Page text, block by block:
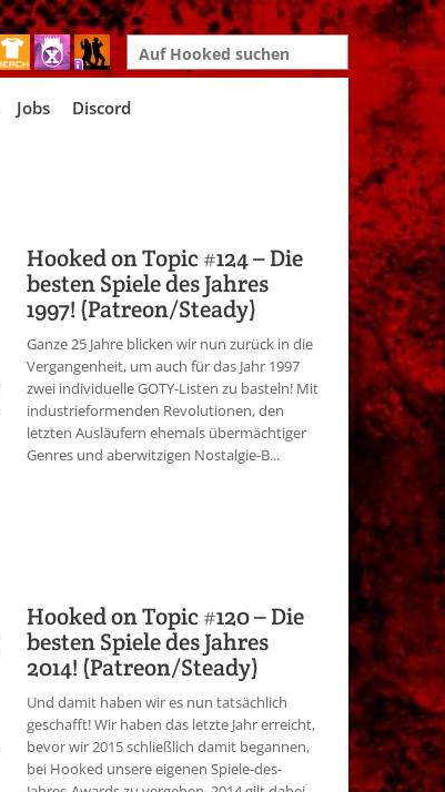
Search
for:
Jobs Discord
Hooked on Topic #124 – Die
besten Spiele des Jahres
1997! (Patreon/Steady)
Ganze 25 Jahre blicken wir nun zurück in die
Vergangenheit, um auch für das Jahr 1997
zwei individuelle GOTY-Listen zu basteln! Mit
industrieformenden Revolutionen, den
letzten Ausläufern ehemals übermächtiger
Genres und aberwitzigen Nostalgie-B...
Hooked on Topic #120 – Die
besten Spiele des Jahres
2014! (Patreon/Steady)
Und damit haben wir es nun tatsächlich
geschafft! Wir haben das letzte Jahr erreicht,
bevor wir 2015 schließlich damit begannen,
bei Hooked unsere eigenen Spiele-des-